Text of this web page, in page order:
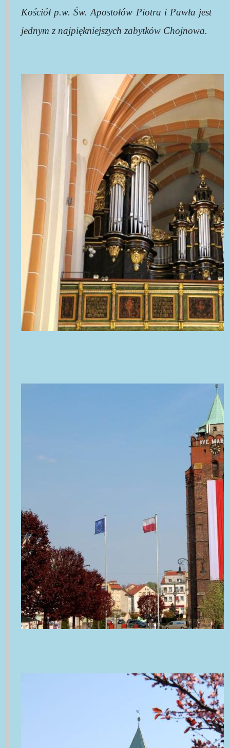
Kościół p.w. Św. Apostołów Piotra i Pawła jest
jednym z najpiękniejszych zabytków Chojnowa.